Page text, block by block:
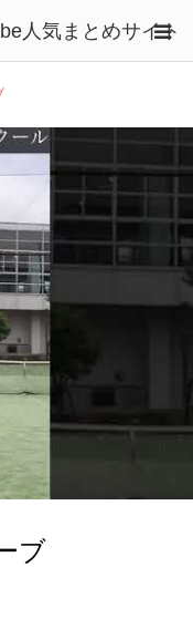
人気まとめサイト
ブ